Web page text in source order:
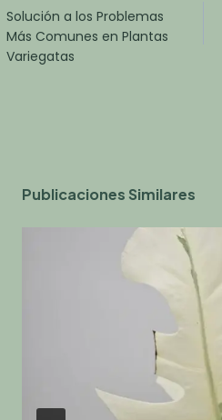
de
entradas
Solución a los Problemas
Más Comunes en Plantas
Variegatas
Publicaciones Similares